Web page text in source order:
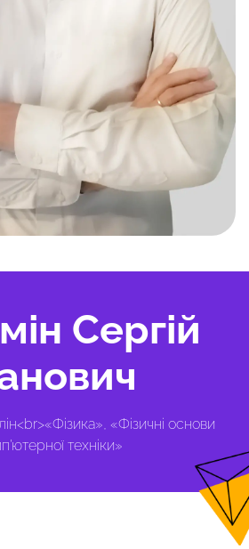
Сергій
«Фізичні основи
техніки»